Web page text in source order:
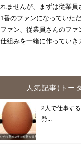
れませんが、まずは従業員
1番のファンになっていた
ファン、従業員さんのファ
仕組みを一緒に作っていき
人気記事(トー
2人で仕事す
勢...